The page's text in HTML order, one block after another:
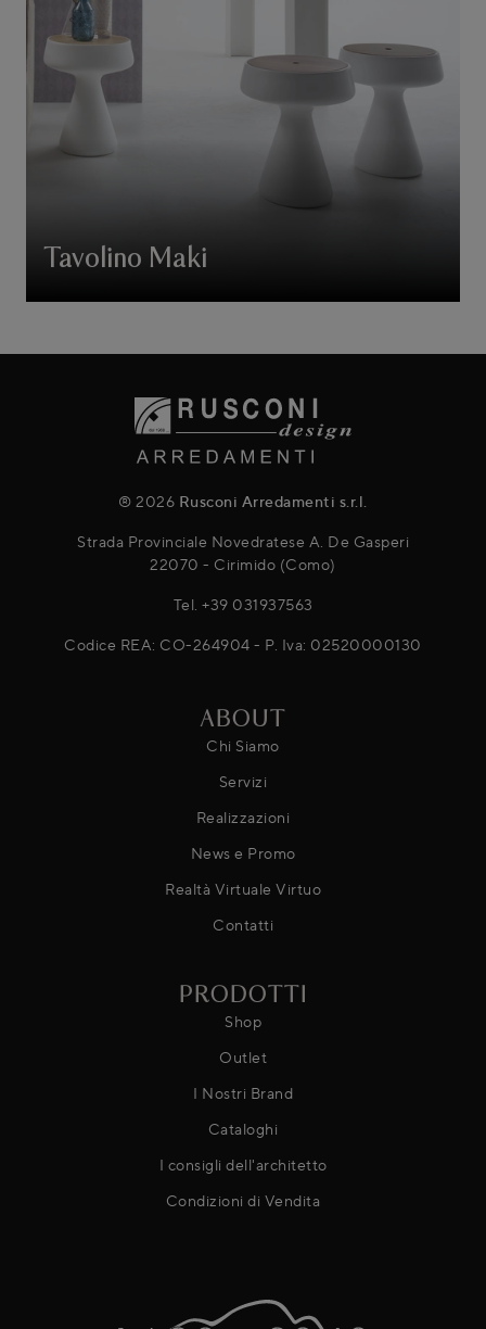
Tavolino Maki
® 2026 Rusconi Arredamenti s.r.l.
Strada Provinciale Novedratese A. De Gasperi
22070 - Cirimido (Como)
Tel. +39 031937563
Codice REA: CO-264904 - P. Iva: 02520000130
ABOUT
Chi Siamo
Servizi
Realizzazioni
News e Promo
Realtà Virtuale Virtuo
Contatti
PRODOTTI
Shop
Outlet
I Nostri Brand
Cataloghi
I consigli dell'architetto
Condizioni di Vendita